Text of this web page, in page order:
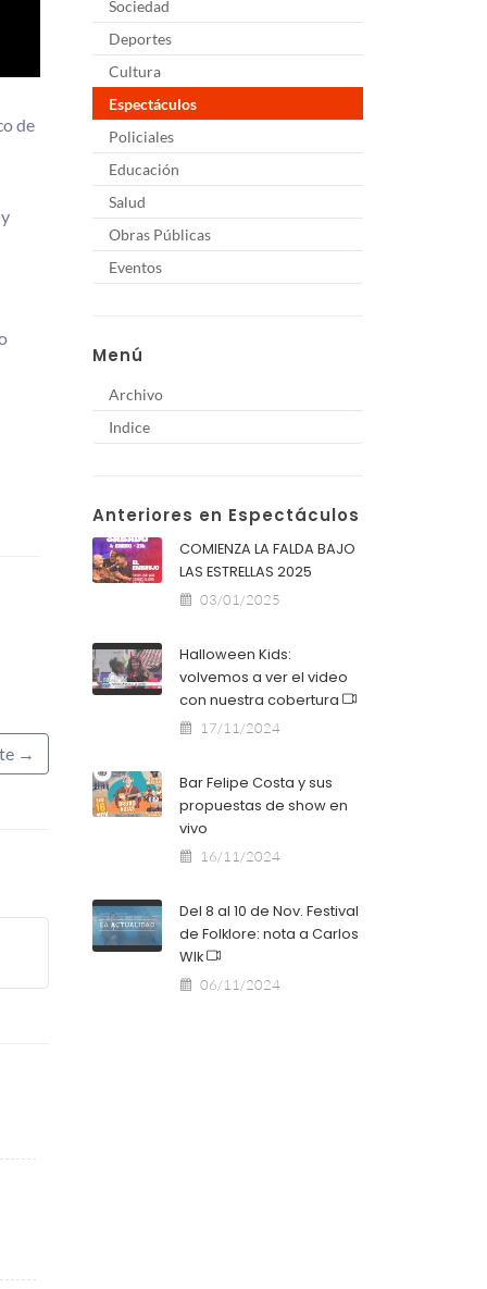
de
→
Sociedad
Deportes
Cultura
Espectáculos
Policiales
Educación
Salud
Obras Públicas
Eventos
Menú
Archivo
Indice
Anteriores en Espectáculos
COMIENZA LA FALDA BAJO
LAS ESTRELLAS 2025
03/01/2025
Halloween Kids:
volvemos a ver el video
con nuestra cobertura
17/11/2024
Bar Felipe Costa y sus
propuestas de show en
vivo
16/11/2024
Del 8 al 10 de Nov. Festival
de Folklore: nota a Carlos
Wlk
06/11/2024